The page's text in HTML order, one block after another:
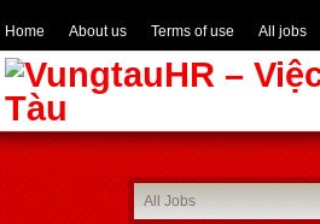
Home About us Terms of use All jobs